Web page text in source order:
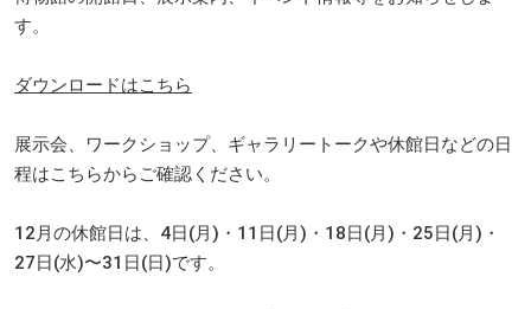
す。
ダウンロードはこちら
展示会、ワークショップ、ギャラリートークや休館日などの日
程はこちらからご確認ください。
12月の休館日は、4日(月)・11日(月)・18日(月)・25日(月)・
27日(水)〜31日(日)です。